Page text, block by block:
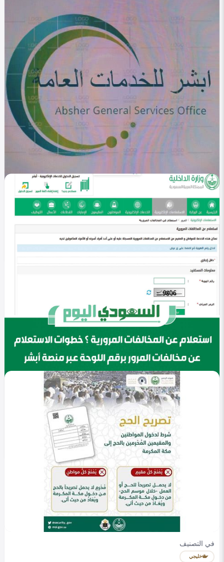
في التصنيف
خليجي
معاملاتك
Heba Omar
0
267
في التصنيف
الاستعلام عن المخالفات العامة أبشر 1447 .. خطواتك
لمعرفة التفاصيل
Heba Omar
0
في التصنيف
خليجي